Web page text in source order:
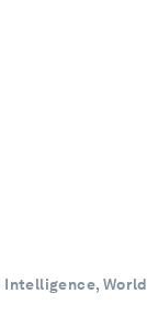
World